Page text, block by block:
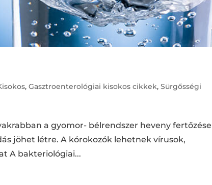
,Gasztroenterológiai kisokos cikkek,Sürgősségi
a gyomor- bélrendszer heveny
jöhet létre. A kórokozók lehetnek vírusok,
A bakteriológiai...